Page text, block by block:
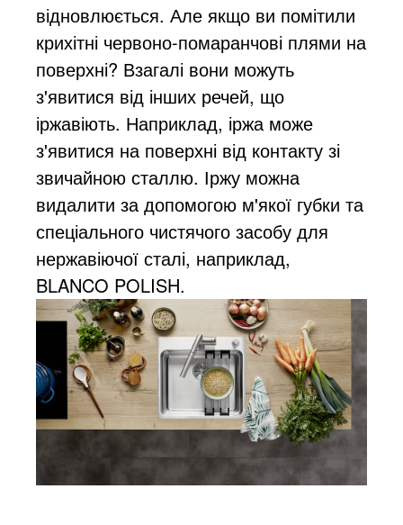
відновлюється. Але якщо ви помітили
крихітні червоно-помаранчові плями на
поверхні? Взагалі вони можуть
з'явитися від інших речей, що
іржавіють. Наприклад, іржа може
з'явитися на поверхні від контакту зі
звичайною сталлю. Іржу можна
видалити за допомогою м'якої губки та
спеціального чистячого засобу для
нержавіючої сталі, наприклад,
BLANCO POLISH.